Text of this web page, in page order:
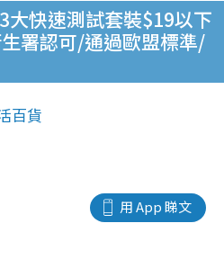
大快速測試套裝$19以下
署認可/通過歐盟標準/
百貨
用 App 睇文